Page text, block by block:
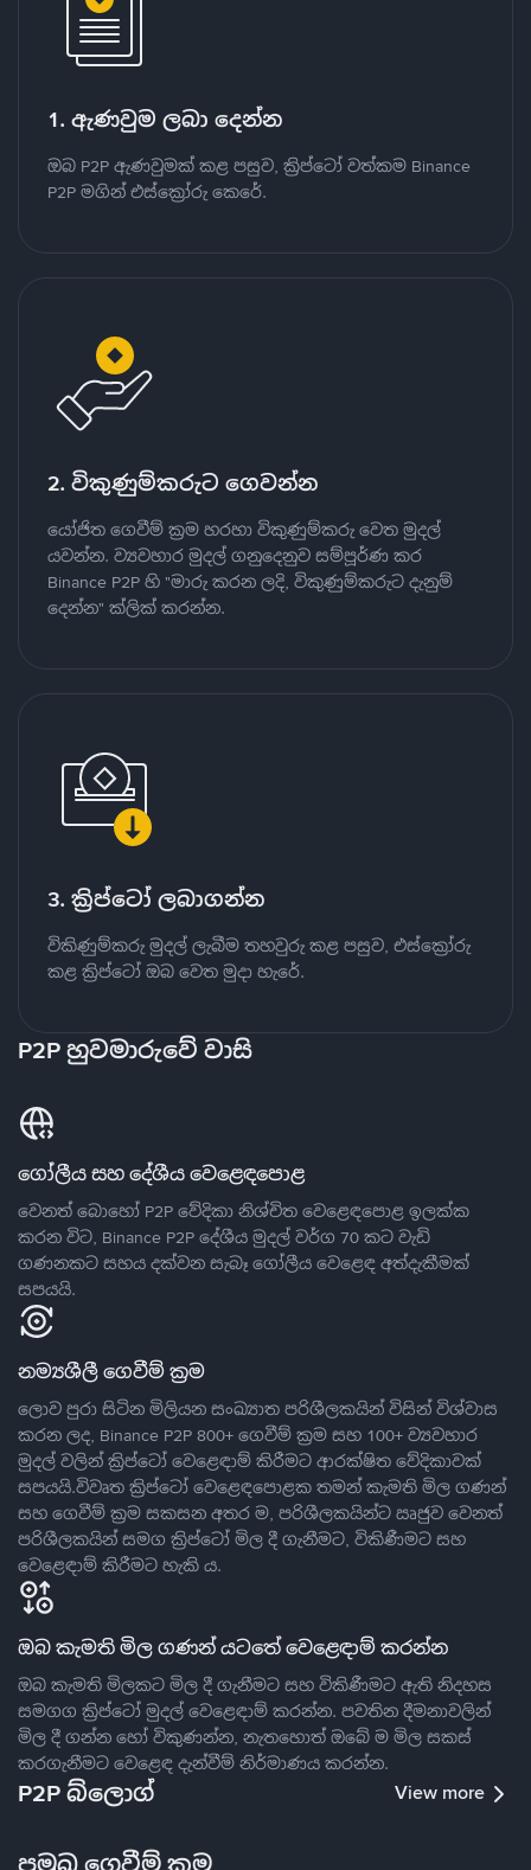
1. ඇණවුම ලබා දෙන්න
ඔබ P2P ඇණවුමක් කළ පසුව, ක්‍රිප්ටෝ වත්කම Binance
P2P මගින් එස්ක්‍රෝරු කෙරේ.
2. විකුණුම්කරුට ගෙවන්න
යෝජිත ගෙවීම් ක්‍රම හරහා විකුණුම්කරු වෙත මුදල්
යවන්න. ව්‍යවහාර මුදල් ගනුදෙනුව සම්පූර්ණ කර
Binance P2P හි "මාරු කරන ලදි, විකුණුම්කරුට දැනුම්
දෙන්න" ක්ලික් කරන්න.
3. ක්‍රිප්ටෝ ලබාගන්න
විකිණුම්කරු මුදල් ලැබීම තහවුරු කළ පසුව, එස්ක්‍රෝරු
කළ ක්‍රිප්ටෝ ඔබ වෙත මුදා හැරේ.
P2P හුවමාරුවේ වාසි
ගෝලීය සහ දේශීය වෙළෙඳපොළ
වෙනත් බොහෝ P2P වේදිකා නිශ්චිත වෙළෙඳපොළ ඉලක්ක
කරන විට, Binance P2P දේශීය මුදල් වර්ග 70 කට වැඩි
ගණනකට සහය දක්වන සැබෑ ගෝලීය වෙළෙඳ අත්දැකීමක්
සපයයි.
නම්‍යශීලී ගෙවීම් ක්‍රම
ලොව පුරා සිටින මිලියන සංඛ්‍යාත පරිශීලකයින් විසින් විශ්වාස
කරන ලද, Binance P2P 800+ ගෙවීම් ක්‍රම සහ 100+ ව්‍යවහාර
මුදල් වලින් ක්‍රිප්ටෝ වෙළෙඳාම් කිරීමට ආරක්ෂිත වේදිකාවක්
සපයයි.විවෘත ක්‍රිප්ටෝ වෙළෙඳපොළක තමන් කැමති මිල ගණන්
සහ ගෙවීම් ක්‍රම සකසන අතර ම, පරිශීලකයින්ට ඍජුව වෙනත්
පරිශීලකයින් සමග ක්‍රිප්ටෝ මිල දී ගැනීමට, විකිණීමට සහ
වෙළෙඳාම් කිරීමට හැකි ය.
ඔබ කැමති මිල ගණන් යටතේ වෙළෙඳාම් කරන්න
ඔබ කැමති මිලකට මිල දී ගැනීමට සහ විකිණීමට ඇති නිදහස
සමගග ක්‍රිප්ටෝ මුදල් වෙළෙඳාම් කරන්න. පවතින දීමනාවලින්
මිල දී ගන්න හෝ විකුණන්න, නැතහොත් ඔබේ ම මිල සකස්
කරගැනීමට වෙළෙඳ දැන්වීම් නිර්මාණය කරන්න.
P2P බ්ලොග් View more